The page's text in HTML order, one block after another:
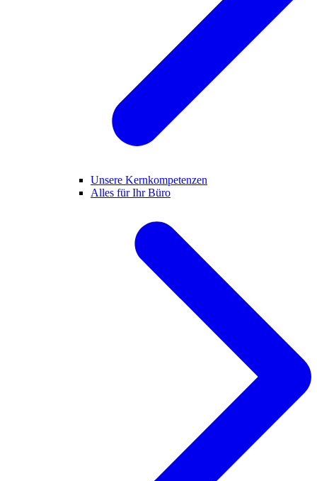
Unsere Kernkompetenzen
Alles für Ihr Büro